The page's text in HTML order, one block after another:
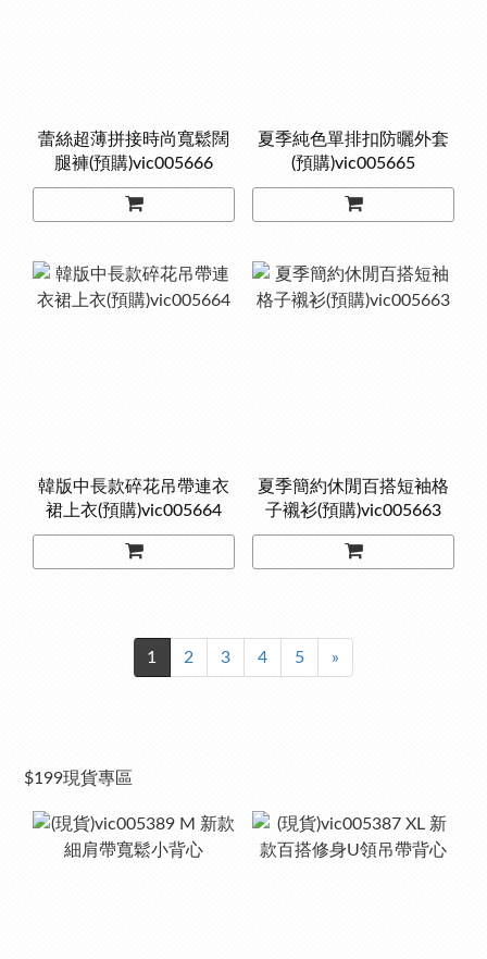
蕾絲超薄拼接時尚寬鬆闊
腿褲(預購)vic005666
夏季純色單排扣防曬外套
(預購)vic005665
韓版中長款碎花吊帶連衣
裙上衣(預購)vic005664
夏季簡約休閒百搭短袖格
子襯衫(預購)vic005663
1 2 3 4 5 »
$199現貨專區